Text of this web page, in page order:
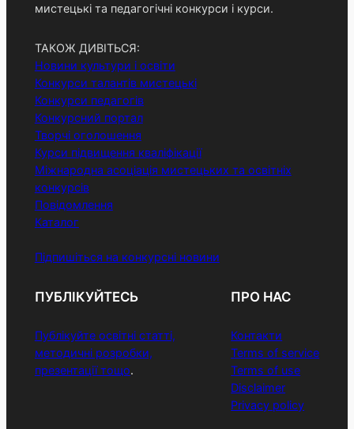
мистецькі та педагогічні конкурси і курси.
ТАКОЖ ДИВІТЬСЯ:
Новини культури і освіти
Конкурси талантів мистецькі
Конкурси педагогів
Конкурсний портал
Творчі оголошення
Курси підвищення кваліфікації
Міжнародна асоціація мистецьких та освітніх
конкурсів
Повідомлення
Каталог
Підпишіться на конкурсні новини
ПУБЛІКУЙТЕСЬ
Публікуйте освітні статті,
методичні розробки,
презентації тощо.
ПРО НАС
Контакти
Terms of service
Terms of use
Disclaimer
Privacy policy